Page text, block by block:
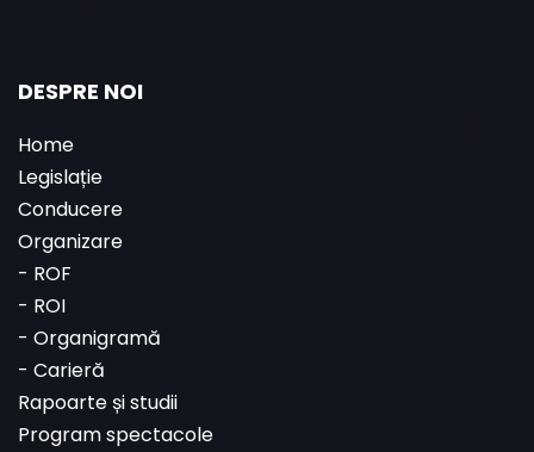
DESPRE NOI
Home
Legislație
Conducere
Organizare
- ROF
- ROI
- Organigramă
- Carieră
Rapoarte și studii
Program spectacole